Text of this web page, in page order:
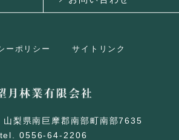
梨県南巨摩郡南部町南部7635
tel. 0556-64-2206
ーポリシー サイトリンク